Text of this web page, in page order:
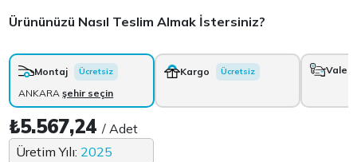
Ürününüzü Nasıl Teslim Almak İstersiniz?
Montaj Ücretsiz
ANKARAşehir seçin
Kargo Ücretsiz Vale
₺5.567,24/ Adet
Üretim Yılı: 2025